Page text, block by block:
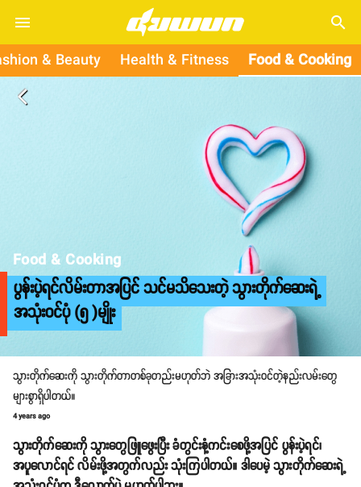
search
& Beauty Health & Fitness Food & Cooking
arrow_back_ios
Food & Cooking
ပွန်းပဲ့ရင်လိမ်းတာအပြင် သင်မသိသေးတဲ့ သွားတိုက်ဆေးရဲ့
အသုံးဝင်ပုံ (၅ )မျိုး
သွားတိုက်ဆေးကို သွားတိုက်တာတစ်ခုတည်းမဟုတ်ဘဲ အခြားအသုံးဝင်တဲ့နည်းလမ်းတွေ
များစွာရှိပါတယ်။
4 years ago
သွားတိုက်ဆေးကို သွားတွေဖြူဖွေးပြီး ခံတွင်းနံ့ကင်းစေဖို့အပြင် ပွန်းပဲ့ရင်၊
အပူလောင်ရင် လိမ်းဖို့အတွက်လည်း သုံးကြပါတယ်။ ဒါပေမဲ့ သွားတိုက်ဆေးရဲ့